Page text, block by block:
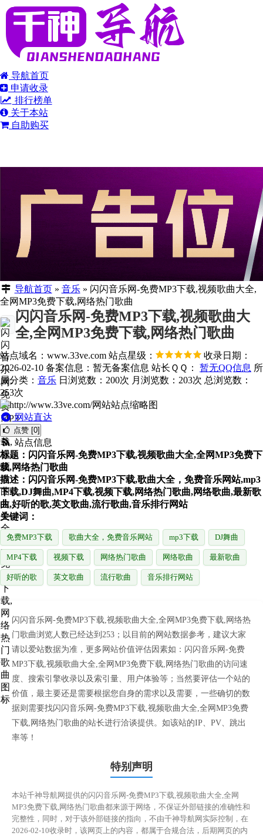
导航首页
申请收录
排行榜单
关于本站
自助购买
导航首页» 音乐» 闪闪音乐网-免费MP3下载,视频歌曲大全,
全网MP3免费下载,网络热门歌曲
闪闪音乐网-免费MP3下载,视频歌曲大
全,全网MP3免费下载,网络热门歌曲
站点域名：www.33ve.com 站点星级：
收录日期：
2026-02-10 备案信息： 暂无备案信息 站长ＱＱ： 暂无QQ信息 所
属分类： 音乐 日浏览数：200次 月浏览数：203次 总浏览数：
253次
网站直达
点赞 [0]
站点信息
标题：闪闪音乐网-免费MP3下载,视频歌曲大全,全网MP3免费下
载,网络热门歌曲
描述：闪闪音乐网-免费MP3下载,歌曲大全，免费音乐网站,mp3
下载,DJ舞曲,MP4下载,视频下载,网络热门歌曲,网络歌曲,最新歌
曲,好听的歌,英文歌曲,流行歌曲,音乐排行网站
关键词：
免费MP3下载 歌曲大全，免费音乐网站 mp3下载 DJ舞曲
MP4下载 视频下载 网络热门歌曲 网络歌曲 最新歌曲
好听的歌 英文歌曲 流行歌曲 音乐排行网站
闪闪音乐网-免费MP3下载,视频歌曲大全,全网MP3免费下载,网络热
门歌曲浏览人数已经达到253；以目前的网站数据参考，建议大家
请以爱站数据为准，更多网站价值评估因素如：闪闪音乐网-免费
MP3下载,视频歌曲大全,全网MP3免费下载,网络热门歌曲的访问速
度、搜索引擎收录以及索引量、用户体验等；当然要评估一个站的
价值，最主要还是需要根据您自身的需求以及需要，一些确切的数
据则需要找闪闪音乐网-免费MP3下载,视频歌曲大全,全网MP3免费
下载,网络热门歌曲的站长进行洽谈提供。如该站的IP、PV、跳出
率等！
特别声明
本站千神导航网提供的闪闪音乐网-免费MP3下载,视频歌曲大全,全网
MP3免费下载,网络热门歌曲都来源于网络，不保证外部链接的准确性和
完整性，同时，对于该外部链接的指向，不由千神导航网实际控制，在
2026-02-10收录时，该网页上的内容，都属于合规合法，后期网页的内